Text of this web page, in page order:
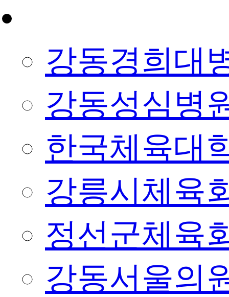
강동경희대
강동성심병
한국체육대
강릉시체육
정선군체육
강동서울의